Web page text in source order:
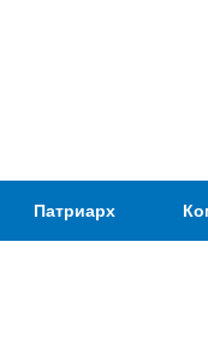
Патриаршая
Комиссия
Патриарх